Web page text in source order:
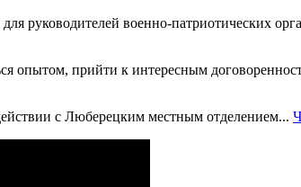
руководителей военно-патриотических
опытом, прийти к интересным
с Люберецким местным отделением...